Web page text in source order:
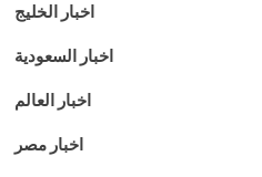
اخبار الخليج
اخبار السعودية
اخبار العالم
اخبار مصر